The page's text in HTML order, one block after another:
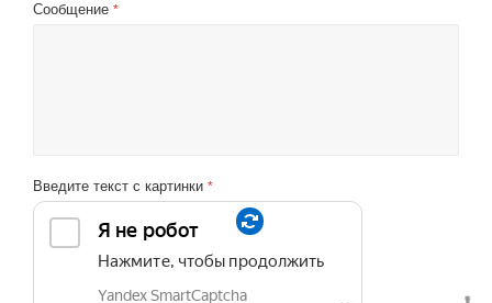
Сообщение *
Введите текст с картинки *